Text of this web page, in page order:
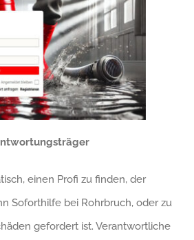
einen Profi zu finden, der
Soforthilfe bei Rohrbruch, oder zu
gefordert ist. Verantwortliche